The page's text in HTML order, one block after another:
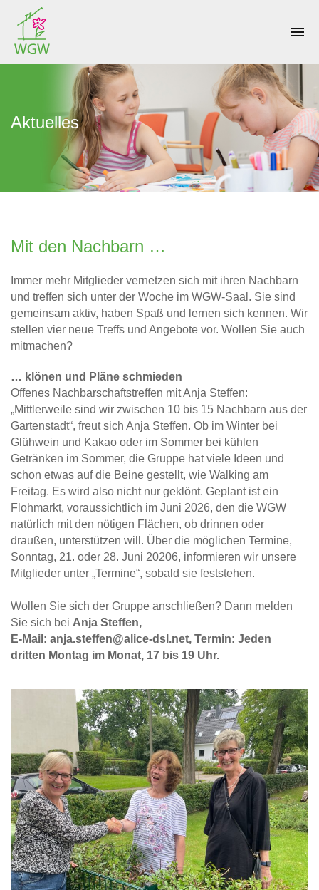
menu
Aktuelles
Mit den Nachbarn …
Immer mehr Mitglieder vernetzen sich mit ihren Nachbarn
und treffen sich unter der Woche im WGW-Saal. Sie sind
gemeinsam aktiv, haben Spaß und lernen sich kennen. Wir
stellen vier neue Treffs und Angebote vor. Wollen Sie auch
mitmachen?
… klönen und Pläne schmieden
Offenes Nachbarschaftstreffen mit Anja Steffen:
„Mittlerweile sind wir zwischen 10 bis 15 Nachbarn aus der
Gartenstadt“, freut sich Anja Steffen. Ob im Winter bei
Glühwein und Kakao oder im Sommer bei kühlen
Getränken im Sommer, die Gruppe hat viele Ideen und
schon etwas auf die Beine gestellt, wie Walking am
Freitag. Es wird also nicht nur geklönt. Geplant ist ein
Flohmarkt, voraussichtlich im Juni 2026, den die WGW
natürlich mit den nötigen Flächen, ob drinnen oder
draußen, unterstützen will. Über die möglichen Termine,
Sonntag, 21. oder 28. Juni 20206, informieren wir unsere
Mitglieder unter „Termine“, sobald sie feststehen.
Wollen Sie sich der Gruppe anschließen? Dann melden
Sie sich bei Anja Steffen,
E-Mail: anja.steffen@alice-dsl.net, Termin: Jeden
dritten Montag im Monat, 17 bis 19 Uhr.